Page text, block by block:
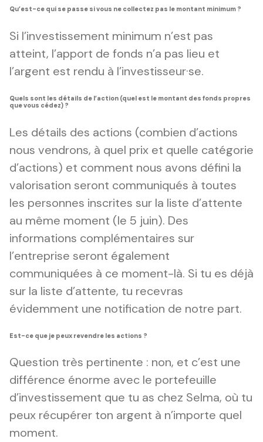
Qu’est-ce qui se passe si vous ne collectez pas le montant minimum ?
Si l’investissement minimum n’est pas
atteint, l’apport de fonds n’a pas lieu et
l’argent est rendu à l’investisseur·se.
Quels sont les détails de l’action (quel est le montant des fonds propres
que vous cédez) ?
Les détails des actions (combien d’actions
nous vendrons, à quel prix et quelle catégorie
d’actions) et comment nous avons défini la
valorisation seront communiqués à toutes
les personnes inscrites sur la liste d’attente
au même moment (le 5 juin). Des
informations complémentaires sur
l’entreprise seront également
communiquées à ce moment-là. Si tu es déjà
sur la liste d’attente, tu recevras
évidemment une notification de notre part.
Est-ce que je peux revendre les actions ?
Question très pertinente : non, et c’est une
différence énorme avec le portefeuille
d’investissement que tu as chez Selma, où tu
peux récupérer ton argent à n’importe quel
moment.